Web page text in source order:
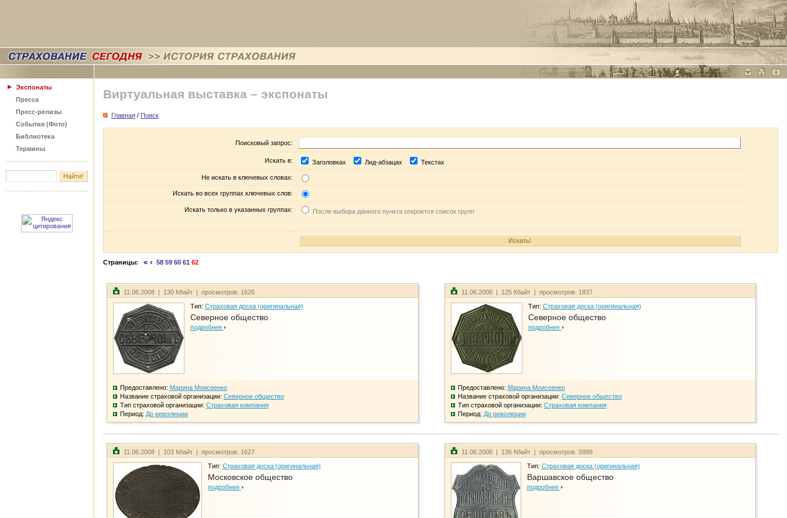
Экспонаты
Пресса
Пресс-релизы
События (Фото)
Библиотека
Термины
Виртуальная выставка – экспонаты
Главная / Поиск
Поисковый запрос:
Искать в: Заголовках Лид-абзацах Текстах
Не искать в ключевых словах:
Искать во всех группах ключевых слов:
Искать только в указанных группах: После выбора данного пункта откроется список групп
Страницы: 58 59 60 61 62
11.06.2008 | 130 Кбайт | просмотров: 1626
Тип: Страховая доска (оригинальная)
Северное общество
подробнее
Предоставлено: Марина Моисеенко
Название страховой организации: Северное общество
Тип страховой организации: Страховая компания
Период: До революции
11.06.2008 | 125 Кбайт | просмотров: 1837
Тип: Страховая доска (оригинальная)
Северное общество
подробнее
Предоставлено: Марина Моисеенко
Название страховой организации: Северное общество
Тип страховой организации: Страховая компания
Период: До революции
11.06.2008 | 103 Кбайт | просмотров: 1627
Тип: Страховая доска (оригинальная)
Московское общество
подробнее
11.06.2008 | 136 Кбайт | просмотров: 5999
Тип: Страховая доска (оригинальная)
Варшавское общество
подробнее